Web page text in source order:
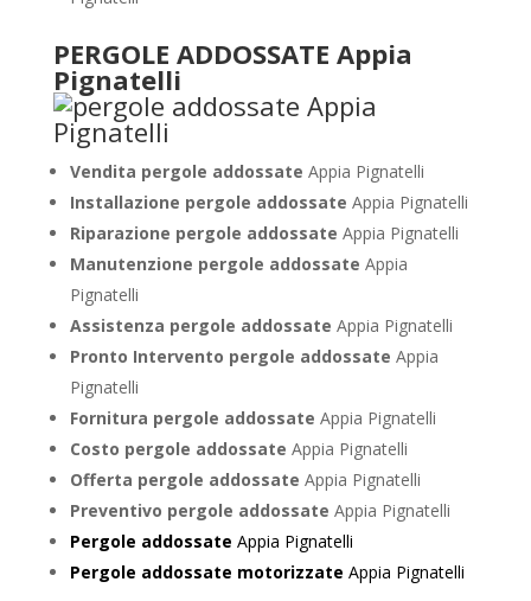
PERGOLE ADDOSSATE Appia
Pignatelli
Vendita pergole addossate Appia Pignatelli
Installazione pergole addossate Appia Pignatelli
Riparazione pergole addossate Appia Pignatelli
Manutenzione pergole addossate Appia
Pignatelli
Assistenza pergole addossate Appia Pignatelli
Pronto Intervento pergole addossate Appia
Pignatelli
Fornitura pergole addossate Appia Pignatelli
Costo pergole addossate Appia Pignatelli
Offerta pergole addossate Appia Pignatelli
Preventivo pergole addossate Appia Pignatelli
Pergole addossate Appia Pignatelli
Pergole addossate motorizzate Appia Pignatelli